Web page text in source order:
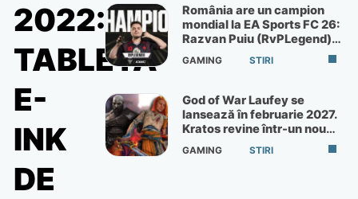
2022:
TABLETA
E-
INK
DE
România are un campion
mondial la EA Sports FC 26:
Razvan Puiu (RvPLegend)
câștigă turneul de la Paris
GAMING STIRI
God of War Laufey se
lansează în februarie 2027.
Kratos revine într-un nou
God of War
GAMING STIRI